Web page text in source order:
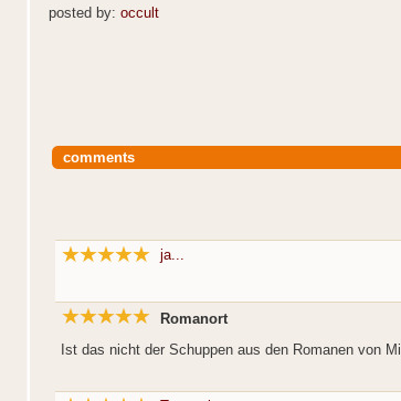
posted by: occult
comments
ja...
Romanort
Ist das nicht der Schuppen aus den Romanen von